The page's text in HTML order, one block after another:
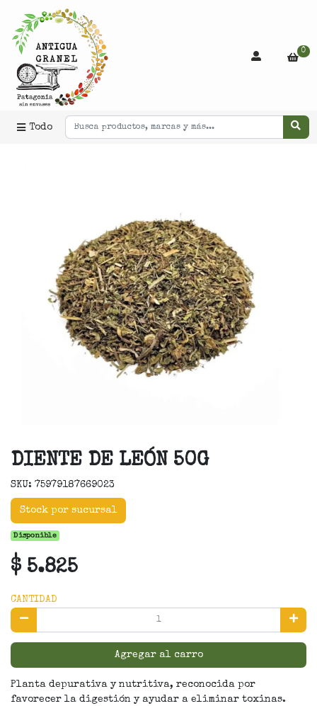
Todo
0
DIENTE DE LEÓN 50G
SKU: 75979187669023
Stock por sucursal
Disponible
$ 5.825
CANTIDAD
Agregar al carro
Planta depurativa y nutritiva, reconocida por
favorecer la digestión y ayudar a eliminar toxinas.